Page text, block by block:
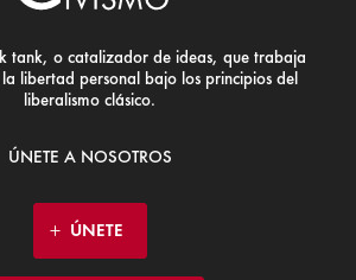
tank, o catalizador de ideas, que trabaja
libertad personal bajo los principios del
liberalismo clásico.
ÚNETE A NOSOTROS
ÚNETE